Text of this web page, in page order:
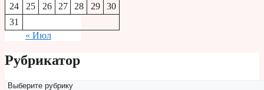
24
25 26 27 28 29
30
31
« Июл
Рубрикатор
Рубрикатор